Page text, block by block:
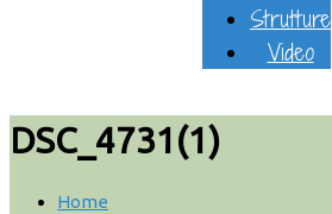
Strutture
Video
DSC_4731(1)
Home